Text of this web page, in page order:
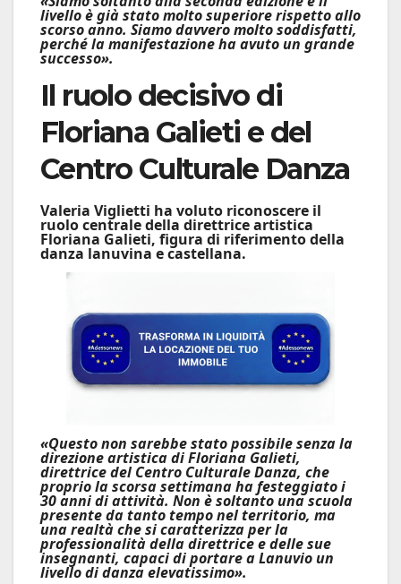
livello è già stato molto superiore rispetto allo
scorso anno. Siamo davvero molto soddisfatti,
perché la manifestazione ha avuto un grande
successo».
Il ruolo decisivo di
Floriana Galieti e del
Centro Culturale Danza
Valeria Viglietti ha voluto riconoscere il
ruolo centrale della direttrice artistica
Floriana Galieti, figura di riferimento della
danza lanuvina e castellana.
«Questo non sarebbe stato possibile senza la
direzione artistica di Floriana Galieti,
direttrice del Centro Culturale Danza, che
proprio la scorsa settimana ha festeggiato i
30 anni di attività. Non è soltanto una scuola
presente da tanto tempo nel territorio, ma
una realtà che si caratterizza per la
professionalità della direttrice e delle sue
insegnanti, capaci di portare a Lanuvio un
livello di danza elevatissimo».